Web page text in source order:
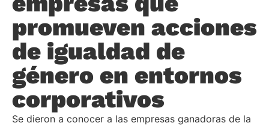
promueven acciones
de igualdad de
género en entornos
corporativos
Se dieron a conocer a las empresas ganadoras de la